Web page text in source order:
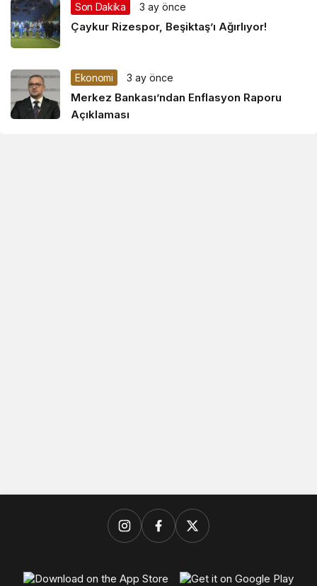
Son Dakika 3 ay önce
Çaykur Rizespor, Beşiktaş’ı Ağırlıyor!
Ekonomi 3 ay önce
Merkez Bankası’ndan Enflasyon Raporu
Açıklaması